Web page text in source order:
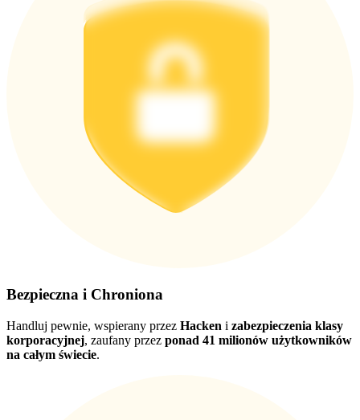
Polski
Bezpieczna i Chroniona
Handluj pewnie, wspierany przez Hacken i zabezpieczenia klasy
korporacyjnej, zaufany przez ponad 41 milionów użytkowników
na całym świecie.